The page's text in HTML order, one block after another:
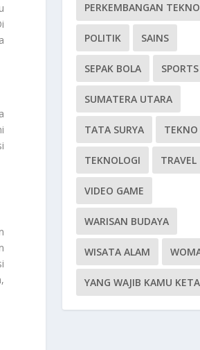
PERKEMBANGAN
POLITIK SAINS
SEPAK BOLA SPORTS
SUMATERA UTARA
TATA SURYA
TEKNOLOGI TRAVEL
VIDEO GAME
WARISAN BUDAYA
WISATA ALAM
YANG WAJIB KAMU